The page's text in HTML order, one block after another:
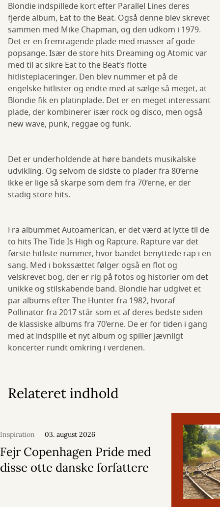
Blondie indspillede kort efter Parallel Lines deres
fjerde album, Eat to the Beat. Også denne blev skrevet
sammen med Mike Chapman, og den udkom i 1979.
Det er en fremragende plade med masser af gode
popsange. Især de store hits Dreaming og Atomic var
med til at sikre Eat to the Beat’s flotte
hitlisteplaceringer. Den blev nummer et på de
engelske hitlister og endte med at sælge så meget, at
Blondie fik en platinplade. Det er en meget interessant
plade, der kombinerer især rock og disco, men også
new wave, punk, reggae og funk.
Det er underholdende at høre bandets musikalske
udvikling. Og selvom de sidste to plader fra 80’erne
ikke er lige så skarpe som dem fra 70’erne, er der
stadig store hits.
Fra albummet Autoamerican, er det værd at lytte til de
to hits The Tide Is High og Rapture. Rapture var det
første hitliste-nummer, hvor bandet benyttede rap i en
sang. Med i bokssættet følger også en flot og
velskrevet bog, der er rig på fotos og historier om det
unikke og stilskabende band. Blondie har udgivet et
par albums efter The Hunter fra 1982, hvoraf
Pollinator fra 2017 står som et af deres bedste siden
de klassiske albums fra 70’erne. De er for tiden i gang
med at indspille et nyt album og spiller jævnligt
koncerter rundt omkring i verdenen.
Relateret indhold
Inspiration 03. august 2026
Fejr Copenhagen Pride med
disse otte danske forfattere